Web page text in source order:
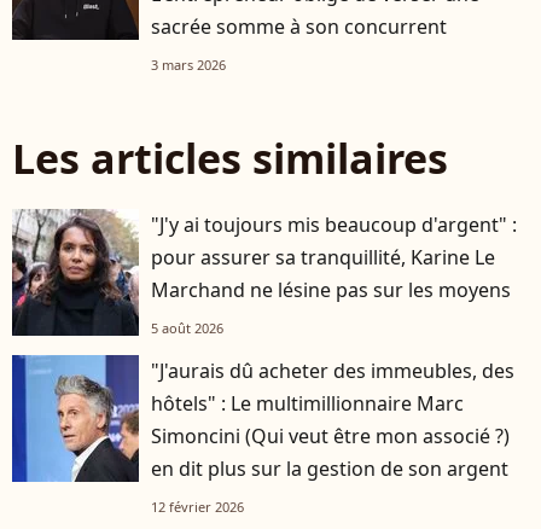
sacrée somme à son concurrent
3 mars 2026
Les articles similaires
"J'y ai toujours mis beaucoup d'argent" :
pour assurer sa tranquillité, Karine Le
Marchand ne lésine pas sur les moyens
5 août 2026
"J'aurais dû acheter des immeubles, des
hôtels" : Le multimillionnaire Marc
Simoncini (Qui veut être mon associé ?)
en dit plus sur la gestion de son argent
12 février 2026